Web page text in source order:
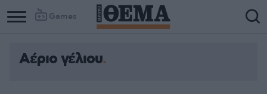
Games
Column
Column
Αέριο γέλιου